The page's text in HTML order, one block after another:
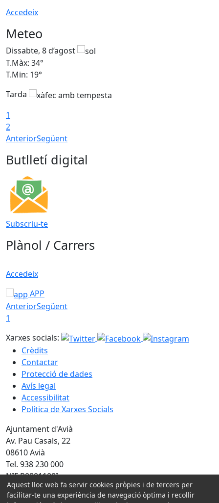
Accedeix
Meteo
Dissabte, 8 d’agost
T.Màx: 34°
T.Min: 19°
Tarda
1
2
AnteriorSegüent
Butlletí digital
Subscriu-te
Plànol / Carrers
Accedeix
APP
AnteriorSegüent
1
Xarxes socials:
Crèdits
Contactar
Protecció de dades
Avís legal
Accessibilitat
Política de Xarxes Socials
Ajuntament d'Avià
Av. Pau Casals, 22
08610 Avià
Tel. 938 230 000
NIF P0801100I
Amb la col·laboració de:
Aquest lloc web fa servir cookies pròpies i de tercers per
facilitar-te una experiència de navegació òptima i recollir